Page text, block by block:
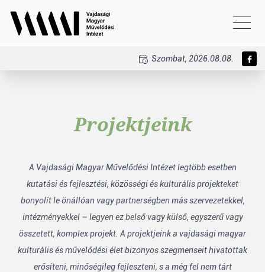
Szombat, 2026.08.08.
Projektjeink
A Vajdasági Magyar Művelődési Intézet legtöbb esetben
kutatási és fejlesztési, közösségi és kulturális projekteket
bonyolít le önállóan vagy partnerségben más szervezetekkel,
intézményekkel – legyen ez belső vagy külső, egyszerű vagy
összetett, komplex projekt. A projektjeink a vajdasági magyar
kulturális és művelődési élet bizonyos szegmenseit hivatottak
erősíteni, minőségileg fejleszteni, s a még fel nem tárt